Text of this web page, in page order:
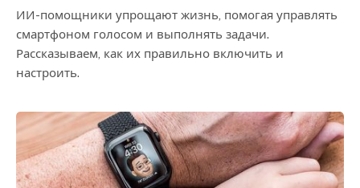
ИИ-помощники упрощают жизнь, помогая управлять
смартфоном голосом и выполнять задачи.
Рассказываем, как их правильно включить и
настроить.